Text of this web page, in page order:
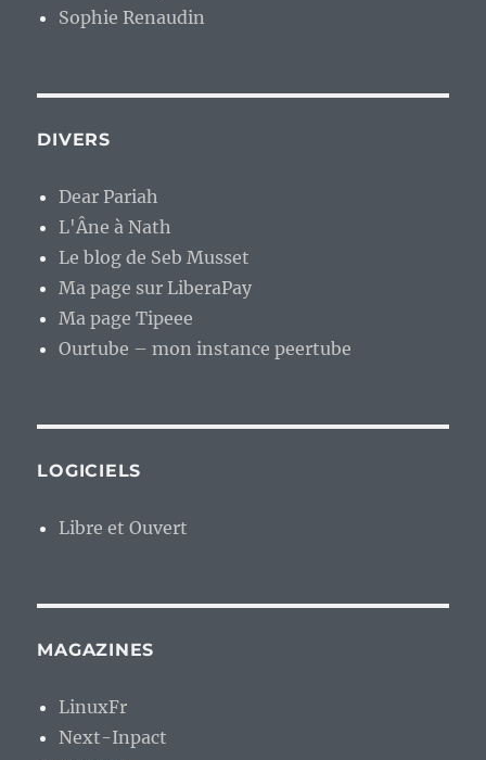
Sophie Renaudin
DIVERS
Dear Pariah
L'Âne à Nath
Le blog de Seb Musset
Ma page sur LiberaPay
Ma page Tipeee
Ourtube – mon instance peertube
LOGICIELS
Libre et Ouvert
MAGAZINES
LinuxFr
Next-Inpact